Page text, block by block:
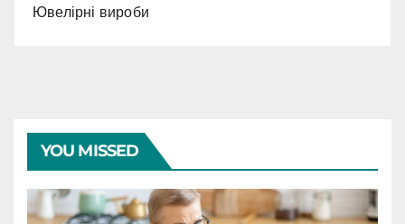
Ювелірні вироби
YOU MISSED